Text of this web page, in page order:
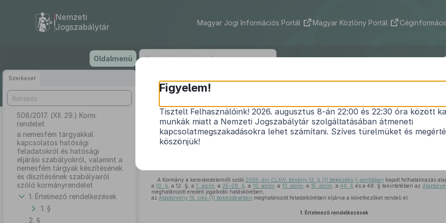
tartalomra
Nemzeti
Jogszabálytár
Magyar Jogi Információs Portál Magyar Közlöny Portál
Oldalmenü
Szerkezet
508/2017. (XII. 29.) Korm.
rendelet
a nemesfém tárgyakkal
kapcsolatos hatósági
feladatokról és hatósági
eljárási szabályokról, valamint a
nemesfém tárgyak készítésének
és díszítésének szabályairól
szóló kormányrendelet
1. Értelmező rendelkezések
1. §
2. §
508/2017. (XII. 29.) Korm. rendelet
a nemesfém tárgyakkal kapcsolatos hatósági feladatokról és
szabályokról, valamint a nemesfém tárgyak készítésének és
A Kormány a kereskedelemről szóló 2005. évi CLXIV. törvény 12. § (1) bekezdés j) pontjában kapott felhatalmazás
a10. § , a 12. §, a7. alcím , a 25–28. § , a 10. alcím , a 13. alcím , a 15. alcím , a 44. § és a 48. § tekintetében az
meghatározott eredeti jogalkotói hatáskörében,
az Alaptörvény 15. cikk (1) bekezdésében meghatározott feladatkörében eljárva a következőket rendeli el:
1. Értelmező rendelkezések
Figyelem!
Tisztelt Felhasználóink! 2026. augusztus 8-án 22:00 és 22:30 óra között
munkák miatt a Nemzeti Jogszabálytár szolgáltatásában átmeneti
kapcsolatmegszakadásokra lehet számítani. Szíves türelmüket és
köszönjük!